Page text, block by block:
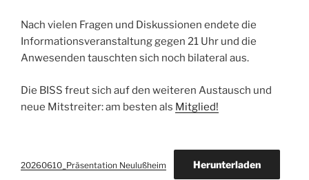
Nach vielen Fragen und Diskussionen endete die
Informationsveranstaltung gegen 21 Uhr und die
Anwesenden tauschten sich noch bilateral aus.
Die BISS freut sich auf den weiteren Austausch und
neue Mitstreiter: am besten als Mitglied!
20260610_Präsentation Neulußheim Herunterladen